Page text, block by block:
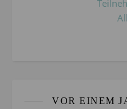
VOR EINEM